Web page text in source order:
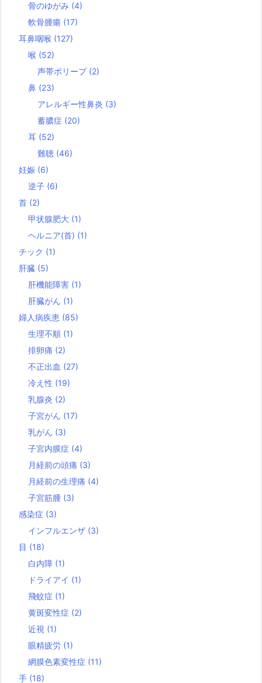
骨のゆがみ (4)
軟骨腫瘍 (17)
耳鼻咽喉 (127)
喉 (52)
声帯ポリープ (2)
鼻 (23)
アレルギー性鼻炎 (3)
蓄膿症 (20)
耳 (52)
難聴 (46)
妊娠 (6)
逆子 (6)
首 (2)
甲状腺肥大 (1)
ヘルニア(首) (1)
チック (1)
肝臓 (5)
肝機能障害 (1)
肝臓がん (1)
婦人病疾患 (85)
生理不順 (1)
排卵痛 (2)
不正出血 (27)
冷え性 (19)
乳腺炎 (2)
子宮がん (17)
乳がん (3)
子宮内膜症 (4)
月経前の頭痛 (3)
月経前の生理痛 (4)
子宮筋腫 (3)
感染症 (3)
インフルエンザ (3)
目 (18)
白内障 (1)
ドライアイ (1)
飛蚊症 (1)
黄斑変性症 (2)
近視 (1)
眼精疲労 (1)
網膜色素変性症 (11)
手 (18)